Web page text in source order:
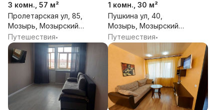
3 комн., 57 м²
Пролетарская ул, 85,
Мозырь, Мозырский
район, Гомельская обл.
Путешествия•
1 комн., 30 м²
Пушкина ул, 40,
Мозырь, Мозырский
район, Гомельская обл.
Путешествия•